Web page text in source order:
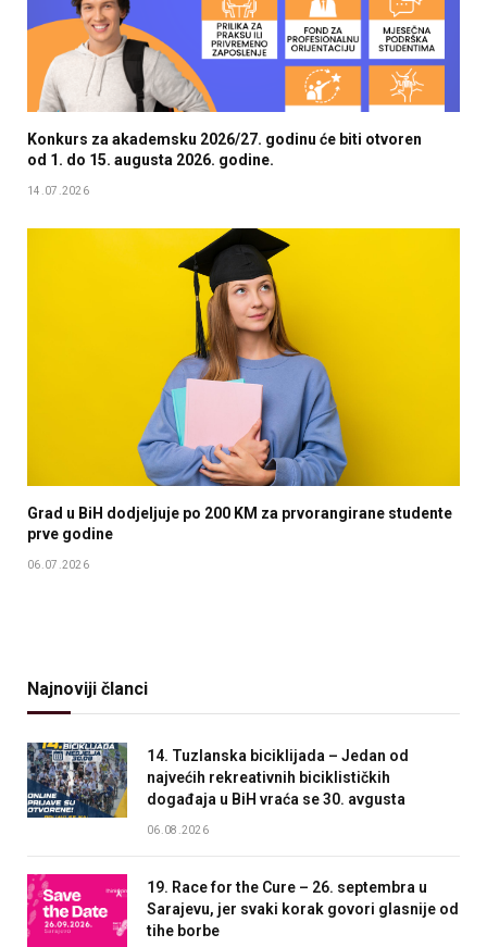
Konkurs za akademsku 2026/27. godinu će biti otvoren
od 1. do 15. augusta 2026. godine.
14.07.2026
Grad u BiH dodjeljuje po 200 KM za prvorangirane studente
prve godine
06.07.2026
Najnoviji članci
14. Tuzlanska biciklijada – Jedan od
najvećih rekreativnih biciklističkih
događaja u BiH vraća se 30. avgusta
06.08.2026
19. Race for the Cure – 26. septembra u
Sarajevu, jer svaki korak govori glasnije od
tihe borbe